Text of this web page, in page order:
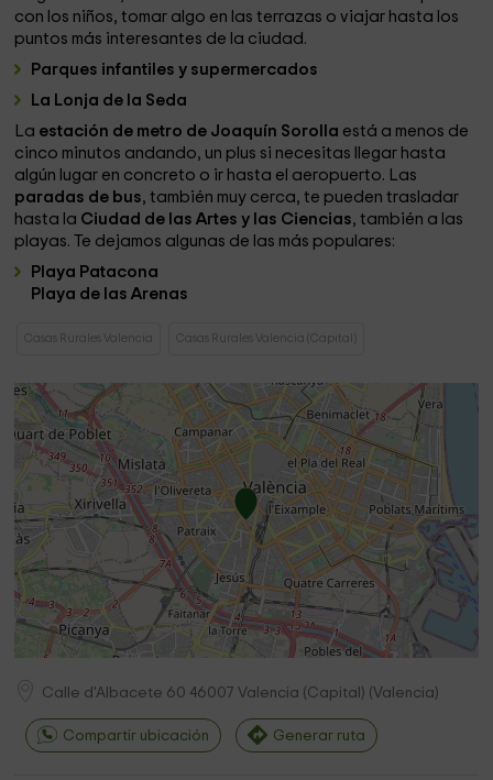
con los niños, tomar algo en las terrazas o viajar hasta los
puntos más interesantes de la ciudad.
Parques infantiles y supermercados
La Lonja de la Seda
La estación de metro de Joaquín Sorolla está a menos de
cinco minutos andando, un plus si necesitas llegar hasta
algún lugar en concreto o ir hasta el aeropuerto. Las
paradas de bus, también muy cerca, te pueden trasladar
hasta la Ciudad de las Artes y las Ciencias, también a las
playas. Te dejamos algunas de las más populares:
Playa Patacona
Playa de las Arenas
Casas Rurales Valencia Casas Rurales Valencia (Capital)
Calle d'Albacete 60 46007 Valencia (Capital) (Valencia)
Compartir ubicación Generar ruta